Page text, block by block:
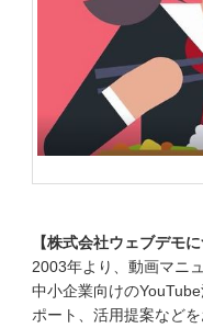
【株式会社ウェブデモに
2003年より、動画マニ
中小企業向けの
ポート、活用提案などを